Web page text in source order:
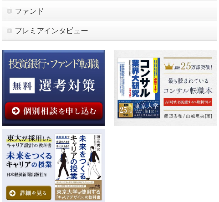
ファンド
プレミアインタビュー